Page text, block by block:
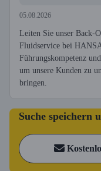
05.08.2026
Leiten Sie unser Back-
Fluidservice bei
Führungskompetenz
um unsere Kunden zu
bringen.
Suche speichern